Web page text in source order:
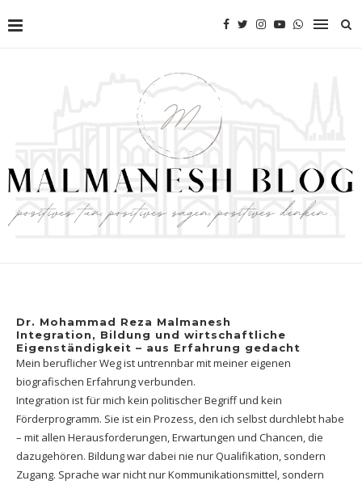
Dr. Mohammad Reza Malmanesh
Integration, Bildung und wirtschaftliche
Eigenständigkeit – aus Erfahrung gedacht
Mein beruflicher Weg ist untrennbar mit meiner eigenen
biografischen Erfahrung verbunden.
Integration ist für mich kein politischer Begriff und kein
Förderprogramm. Sie ist ein Prozess, den ich selbst durchlebt habe
– mit allen Herausforderungen, Erwartungen und Chancen, die
dazugehören. Bildung war dabei nie nur Qualifikation, sondern
Zugang. Sprache war nicht nur Kommunikationsmittel, sondern